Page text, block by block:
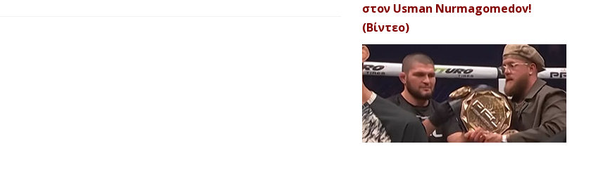
στον Usman Nurmagomedov!
(Βίντεο)